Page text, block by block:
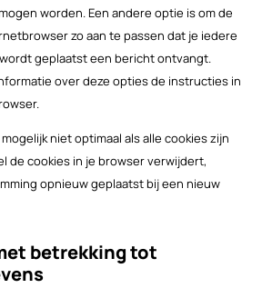
worden. Een andere optie is om de
zo aan te passen dat je iedere
geplaatst een bericht ontvangt.
over deze opties de instructies in
niet optimaal als alle cookies zijn
de cookies in je browser verwijdert,
opnieuw geplaatst bij een nieuw
betrekking tot